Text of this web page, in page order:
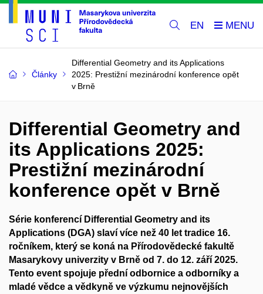
EN
Články
Differential Geometry and its Applications
2025: Prestižní mezinárodní konference opět
v Brně
Differential Geometry and
its Applications 2025:
Prestižní mezinárodní
konference opět v Brně
Série konferencí Differential Geometry and its
Applications (DGA) slaví více než 40 let tradice 16.
ročníkem, který se koná na Přírodovědecké fakultě
Masarykovy univerzity v Brně od 7. do 12. září 2025.
Tento event spojuje přední odbornice a odborníky a
mladé vědce a vědkyně ve výzkumu nejnovějších